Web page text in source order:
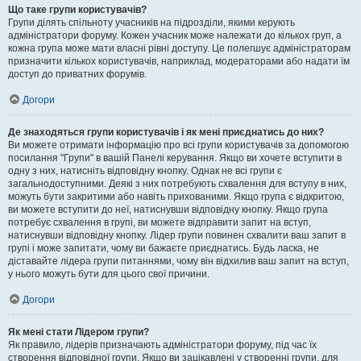
Що таке групи користувачів?
Групи ділять спільноту учасників на підрозділи, якими керують
адміністратори форуму. Кожен учасник може належати до кількох груп, а
кожна група може мати власні рівні доступу. Це полегшує адміністраторам
призначити кількох користувачів, наприклад, модераторами або надати їм
доступ до приватних форумів.
Догори
Де знаходяться групи користувачів і як мені приєднатись до них?
Ви можете отримати інформацію про всі групи користувачів за допомогою
посилання "Групи" в вашій Панелі керування. Якщо ви хочете вступити в
одну з них, натисніть відповідну кнопку. Однак не всі групи є
загальнодоступними. Деякі з них потребують схвалення для вступу в них,
можуть бути закритими або навіть прихованими. Якщо група є відкритою,
ви можете вступити до неї, натиснувши відповідну кнопку. Якщо група
потребує схвалення в групі, ви можете відправити запит на вступ,
натиснувши відповідну кнопку. Лідер групи повинен схвалити ваш запит в
групі і може запитати, чому ви бажаєте приєднатись. Будь ласка, не
діставайте лідера групи питаннями, чому він відхилив ваш запит на вступ,
у нього можуть бути для цього свої причини.
Догори
Як мені стати Лідером групи?
Як правило, лідерів призначають адміністратори форуму, під час їх
створення відповідної групи. Якщо ви зацікавлені у створенні групи, для